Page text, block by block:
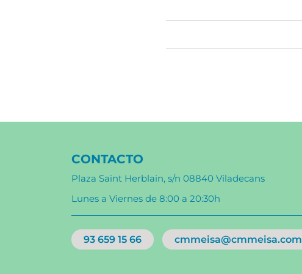
CONTACTO
Plaza Saint Herblain, s/n 08840 Viladecans
Lunes a Viernes de 8:00 a 20:30h
93 659 15 66 cmmeisa@cmmeisa.com